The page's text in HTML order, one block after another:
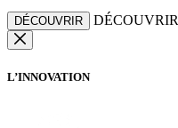
DÉCOUVRIR DÉCOUVRIR
L’INNOVATION